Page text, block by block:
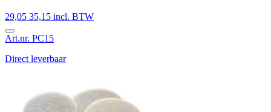
29,05 35,15 incl. BTW
Art.nr. PC15
Direct leverbaar